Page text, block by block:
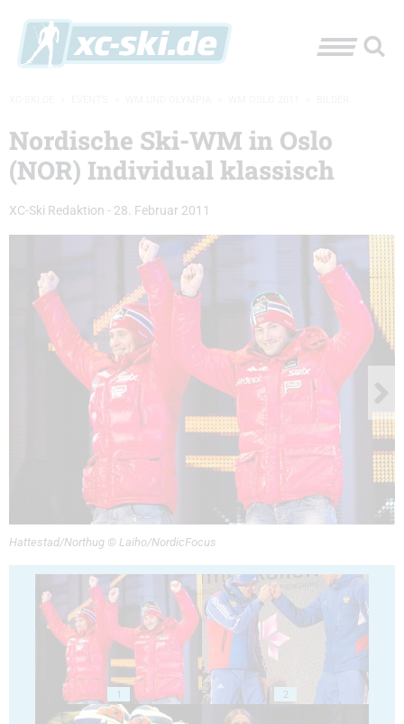
Nordische Ski-WM in Oslo
(NOR) Individual klassisch
XC-Ski Redaktion - 28. Februar 2011
Hattestad/Northug © Laiho/NordicFocus
1 2